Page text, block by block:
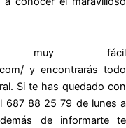
muy fácil
y encontrarás todo
Si te has quedado con
687 88 25 79 de lunes a
de informarte te